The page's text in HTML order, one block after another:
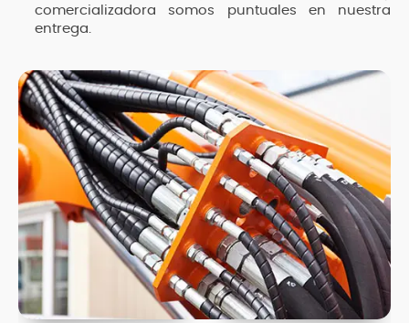
comercializadora somos puntuales en nuestra
entrega.